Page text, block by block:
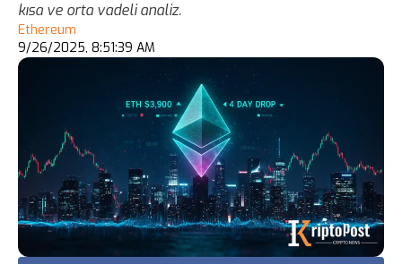
kısa ve orta vadeli analiz.
Ethereum
9/26/2025, 8:51:39 AM